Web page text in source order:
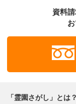
資料
「霊園さがし」とは？